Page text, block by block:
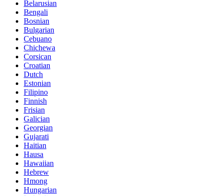
Belarusian
Bengali
Bosnian
Bulgarian
Cebuano
Chichewa
Corsican
Croatian
Dutch
Estonian
Filipino
Finnish
Frisian
Galician
Georgian
Gujarati
Haitian
Hausa
Hawaiian
Hebrew
Hmong
Hungarian